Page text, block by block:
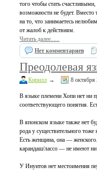
того чтобы стать
возможности не будет. Вместо
на то, что занимаетесь
от жалоб к действиям.
Читать далее......
Нет комментариев
Преодолевая
Кирилл → 8 октября
В языке племени Хопи нет ни
соответствующего понятия.
В японском языке также нет
рода у существительного
Есть женщина, она —
карандаш/лассо — не имеют
У Инуитов нет местоимения